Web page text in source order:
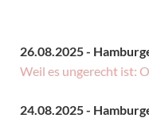
26.08.2025 -
Weil es ungerecht ist:
24.08.2025 -